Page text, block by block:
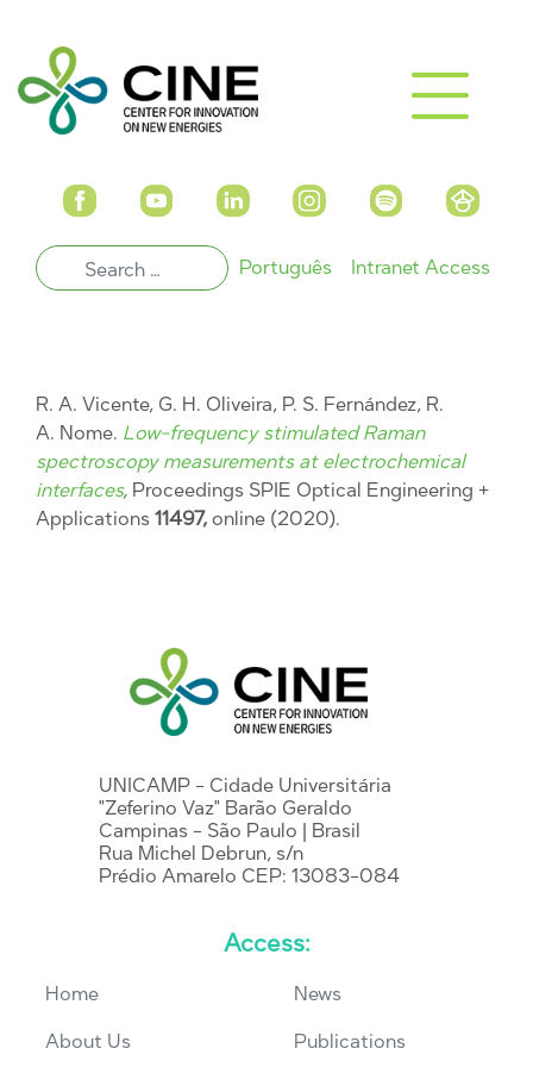
Português Intranet Access
R. A. Vicente, G. H. Oliveira, P. S. Fernández, R.
A. Nome. Low-frequency stimulated Raman
spectroscopy measurements at electrochemical
interfaces, Proceedings SPIE Optical Engineering +
Applications 11497, online (2020).
UNICAMP - Cidade Universitária
"Zeferino Vaz" Barão Geraldo
Campinas - São Paulo | Brasil
Rua Michel Debrun, s/n
Prédio Amarelo CEP: 13083-084
Access:
Home
About Us
News
Publications